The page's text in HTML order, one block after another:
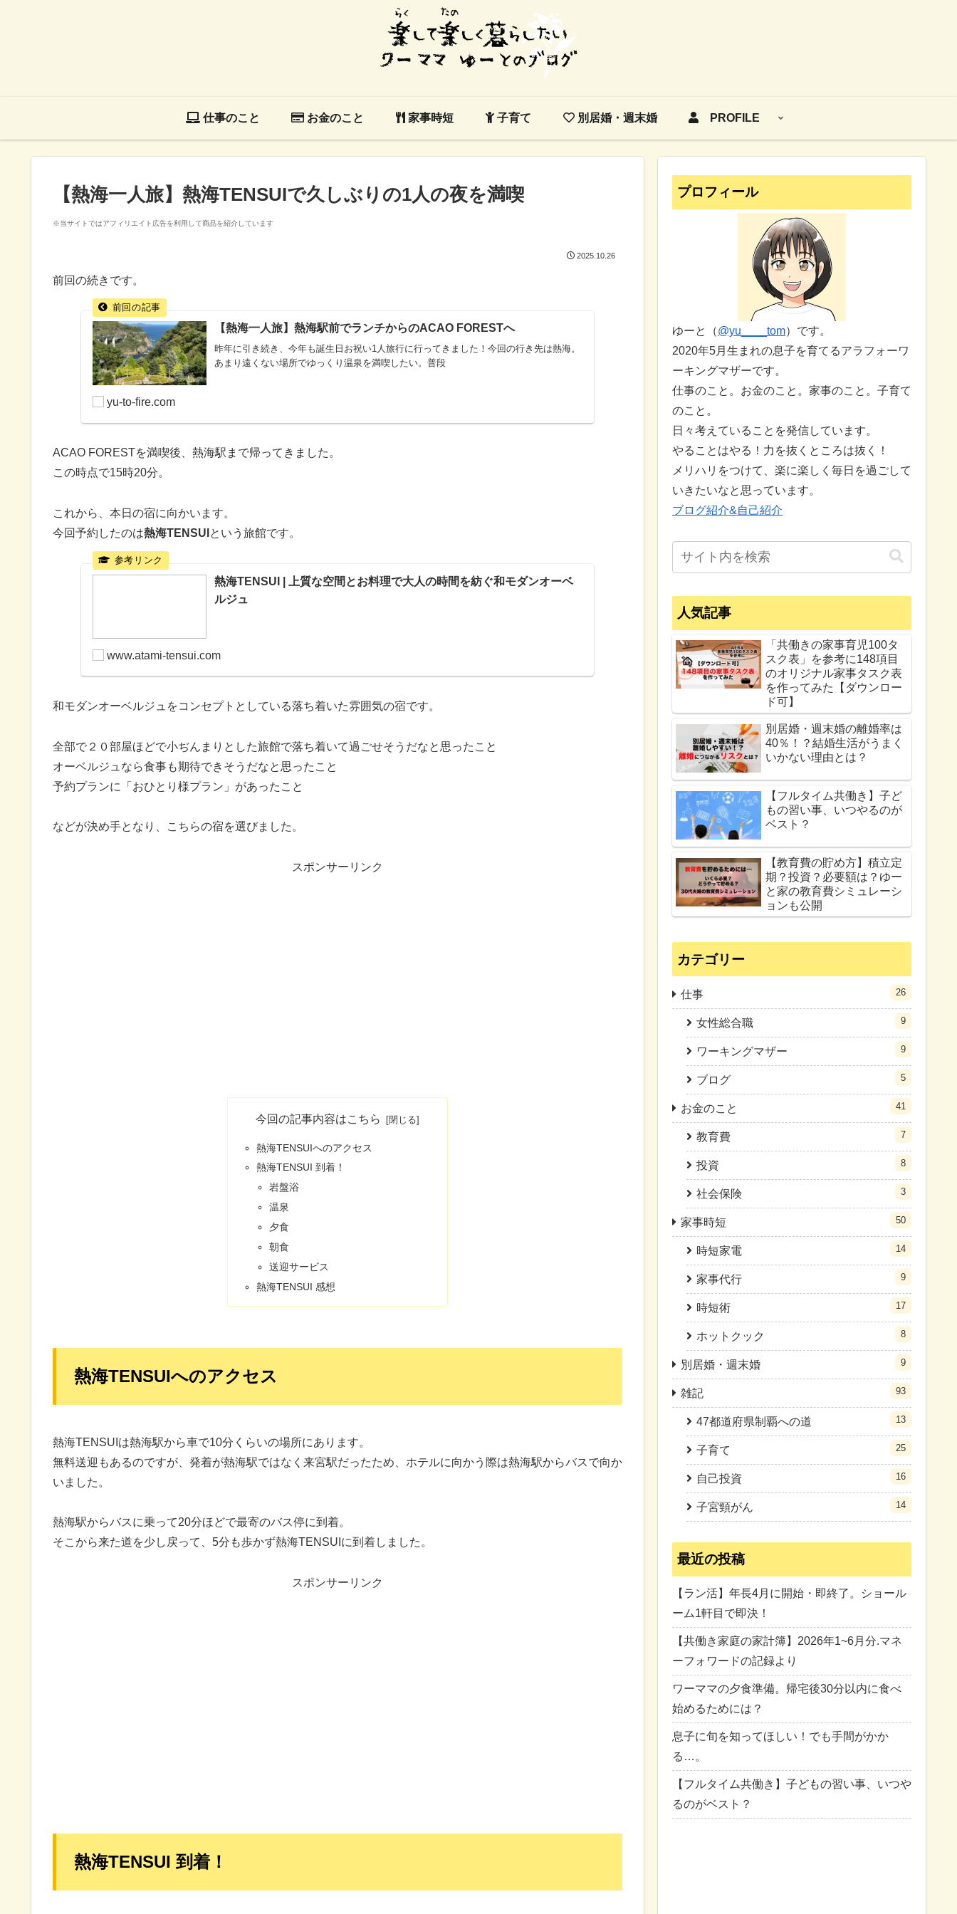
仕事のこと お金のこと 家事時短 子育て 別居婚・週末婚 PROFILE
【熱海一人旅】熱海TENSUIで久しぶりの1人の夜を満喫
※当サイトではアフィリエイト広告を利用して商品を紹介しています
2025.10.26
前回の続きです。
【熱海一人旅】熱海駅前でランチからのACAO FORESTへ
昨年に引き続き、今年も誕生日お祝い1人旅行に行ってきました！今回の行き先は熱海。
あまり遠くない場所でゆっくり温泉を満喫したい。普段
yu-to-fire.com
ACAO FORESTを満喫後、熱海駅まで帰ってきました。
この時点で15時20分。
これから、本日の宿に向かいます。
今回予約したのは熱海TENSUI という旅館です。
熱海TENSUI | 上質な空間とお料理で大人の時間を紡ぐ和モダンオーベ
ルジュ
www.atami-tensui.com
和モダンオーベルジュをコンセプトとしている落ち着いた雰囲気の宿です。
全部で２０部屋ほどで小ぢんまりとした旅館で落ち着いて過ごせそうだなと思ったこと
オーベルジュなら食事も期待できそうだなと思ったこと
予約プランに「おひとり様プラン」があったこと
などが決め手となり、こちらの宿を選びました。
スポンサーリンク
今回の記事内容はこちら
熱海TENSUIへのアクセス
熱海TENSUI 到着！
岩盤浴
温泉
夕食
朝食
送迎サービス
熱海TENSUI 感想
熱海TENSUIへのアクセス
熱海TENSUIは熱海駅から車で10分くらいの場所にあります。
無料送迎もあるのですが、発着が熱海駅ではなく来宮駅だったため、ホテルに向かう際は熱海駅からバスで向か
いました。
熱海駅からバスに乗って20分ほどで最寄のバス停に到着。
そこから来た道を少し戻って、5分も歩かず熱海TENSUIに到着しました。
スポンサーリンク
熱海TENSUI 到着！
プロフィール
ゆーと（@yu____tom）です。
2020年5月生まれの息子を育てるアラフォーワ
ーキングマザーです。
仕事のこと。お金のこと。家事のこと。子育て
のこと。
日々考えていることを発信しています。
やることはやる！力を抜くところは抜く！
メリハリをつけて、楽に楽しく毎日を過ごして
いきたいなと思っています。
ブログ紹介&自己紹介
人気記事
「共働きの家事育児100タ
スク表」を参考に148項目
のオリジナル家事タスク表
を作ってみた【ダウンロー
ド可】
別居婚・週末婚の離婚率は
40％！？結婚生活がうまく
いかない理由とは？
【フルタイム共働き】子ど
もの習い事、いつやるのが
ベスト？
【教育費の貯め方】積立定
期？投資？必要額は？ゆー
と家の教育費シミュレーシ
ョンも公開
カテゴリー
仕事 26
女性総合職 9
ワーキングマザー 9
ブログ 5
お金のこと 41
教育費 7
投資 8
社会保険 3
家事時短 50
時短家電 14
家事代行 9
時短術 17
ホットクック 8
別居婚・週末婚 9
雑記 93
47都道府県制覇への道 13
子育て 25
自己投資 16
子宮頸がん 14
最近の投稿
【ラン活】年長4月に開始・即終了。ショール
ーム1軒目で即決！
【共働き家庭の家計簿】2026年1~6月分.マネ
ーフォワードの記録より
ワーママの夕食準備。帰宅後30分以内に食べ
始めるためには？
息子に旬を知ってほしい！でも手間がかか
る…。
【フルタイム共働き】子どもの習い事、いつや
るのがベスト？